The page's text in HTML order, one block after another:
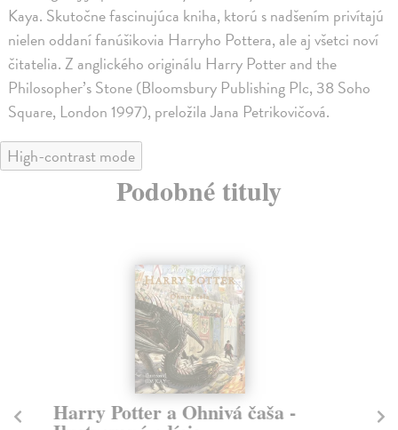
Kaya. Skutočne fascinujúca kniha, ktorú s nadšením privítajú
nielen oddaní fanúšikovia Harryho Pottera, ale aj všetci noví
čitatelia. Z anglického originálu Harry Potter and the
Philosopher’s Stone (Bloomsbury Publishing Plc, 38 Soho
Square, London 1997), preložila Jana Petrikovičová.
High-contrast mode
Podobné tituly
Harry Potter a Ohnivá čaša -